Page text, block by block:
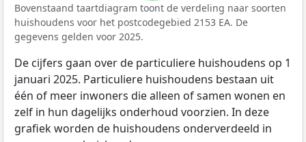
Bovenstaand taartdiagram toont de verdeling naar soorten
huishoudens voor het postcodegebied 2153 EA. De
gegevens gelden voor 2025.
De cijfers gaan over de particuliere huishoudens op 1
januari 2025. Particuliere huishoudens bestaan uit
één of meer inwoners die alleen of samen wonen en
zelf in hun dagelijks onderhoud voorzien. In deze
grafiek worden de huishoudens onderverdeeld in